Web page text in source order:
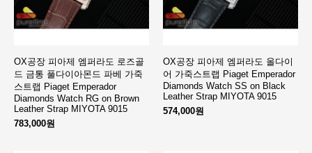
OX공장 피아제 엠퍼라도 로즈골
드 금통 풀다이아몬드 파베 가죽
스트랩 Piaget Emperador
Diamonds Watch RG on Brown
Leather Strap MIYOTA 9015
783,000원
OX공장 피아제 엠퍼라도 올다이
어 가죽스트랩 Piaget Emperador
Diamonds Watch SS on Black
Leather Strap MIYOTA 9015
574,000원